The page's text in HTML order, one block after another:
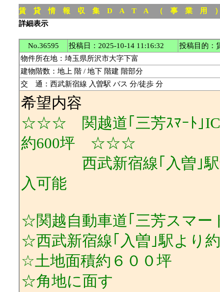
賃 貸 情 報 収 集 D A T A （ 事 業 用
詳細表示
No.36595 投稿日：2025-10-14 11:16:32
投稿目的：
物件所在地：埼玉県所沢市大字下富
建物階数：地上 階 / 地下 階建 階部分
交 通：西武新宿線 入曽駅 バス 分/徒歩 分
希望内容
☆☆☆ 関越道｢三芳ｽﾏｰﾄ｣IC
約600坪 ☆☆☆
西武新宿線｢入曽｣駅最
入可能
☆関越自動車道｢三芳スマー
☆西武新宿線｢入曽｣駅より
☆土地面積約６００坪
☆角地に面す